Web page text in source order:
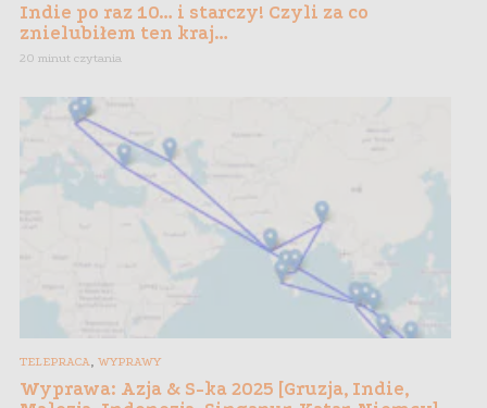
Indie po raz 10… i starczy! Czyli za co
znielubiłem ten kraj…
20 minut czytania
TELEPRACA, WYPRAWY
Wyprawa: Azja & S-ka 2025 [Gruzja, Indie,